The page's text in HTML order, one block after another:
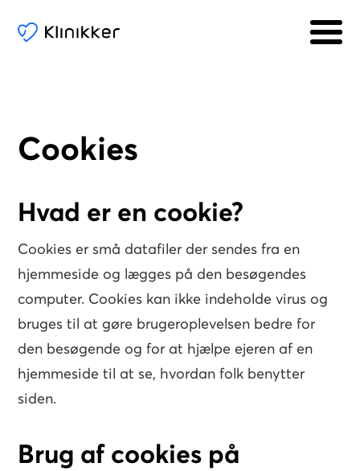
Cookies
Hvad er en cookie?
Cookies er små datafiler der sendes fra en
hjemmeside og lægges på den besøgendes
computer. Cookies kan ikke indeholde virus og
bruges til at gøre brugeroplevelsen bedre for
den besøgende og for at hjælpe ejeren af en
hjemmeside til at se, hvordan folk benytter
siden.
Brug af cookies på